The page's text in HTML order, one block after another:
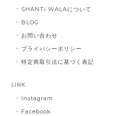
SHANTi WALAについて
BLOG
お問い合わせ
プライバシーポリシー
特定商取引法に基づく表記
LINK
Instagram
Facebook